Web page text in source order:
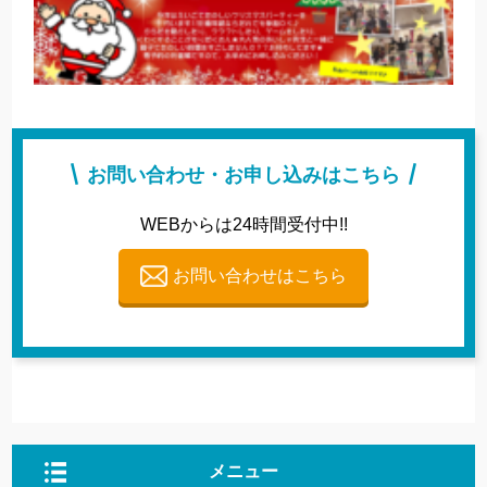
お問い合わせ・お申し込みはこちら
WEBからは24時間受付中!!
お問い合わせはこちら
メニュー